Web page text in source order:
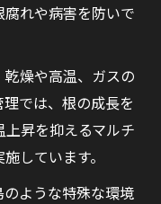
れや病害を防いで
燥や高温、ガスの
では、根の成長を
昇を抑えるマルチ
しています。
ような特殊な環境